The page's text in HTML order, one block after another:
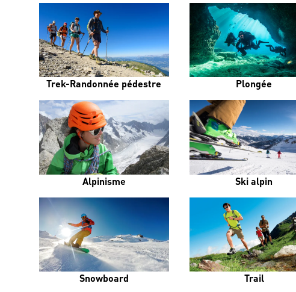
Trek-Randonnée pédestre Plongée
Alpinisme Ski alpin
Snowboard Trail